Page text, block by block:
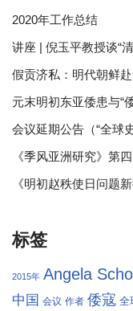
2020年工作总结
讲座 | 倪玉平教授谈“
假贡济私：明代朝鲜
元末明初东亚倭患与“
会议延期公告（“全球
《季风亚洲研究》第
《明初赵秩使日问题
标签
2015年 Angela
中国 会议 作者 倭寇 全